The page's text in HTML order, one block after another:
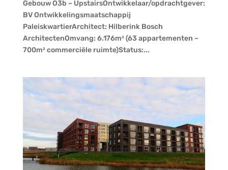
Gebouw O3b – UpstairsOntwikkelaar/opdrachtgever:
BV Ontwikkelingsmaatschappij
PaleiskwartierArchitect: Hilberink Bosch
ArchitectenOmvang: 6.176m² (63 appartementen –
700m² commerciële ruimte)Status:...